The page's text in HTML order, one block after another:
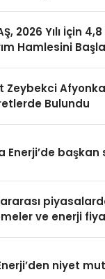
2026 Yılı İçin
Hamlesini
Zeybekci
Bulundu
Enerji’de başkan
ve enerji
niyet